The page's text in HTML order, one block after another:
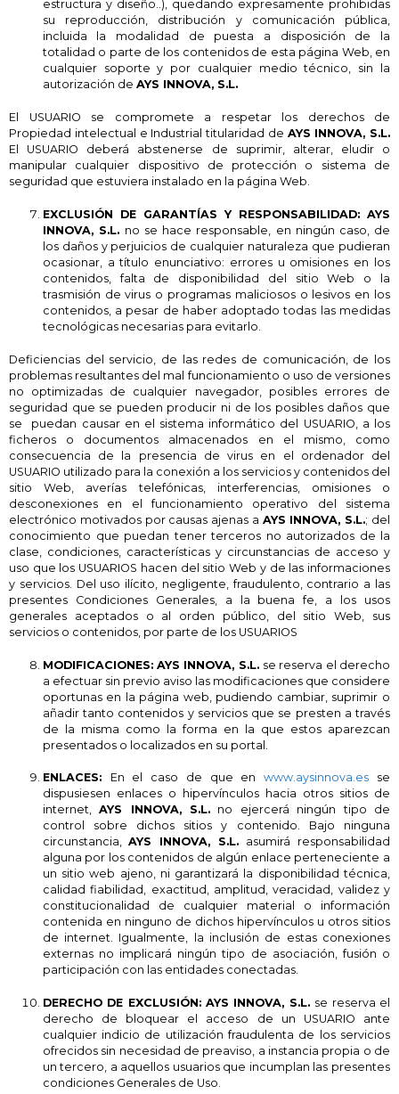
estructura y diseño..), quedando expresamente prohibidas
su reproducción, distribución y comunicación pública,
incluida la modalidad de puesta a disposición de la
totalidad o parte de los contenidos de esta página Web, en
cualquier soporte y por cualquier medio técnico, sin la
autorización de AYS INNOVA, S.L.
El USUARIO se compromete a respetar los derechos de
Propiedad intelectual e Industrial titularidad de AYS INNOVA, S.L.
El USUARIO deberá abstenerse de suprimir, alterar, eludir o
manipular cualquier dispositivo de protección o sistema de
seguridad que estuviera instalado en la página Web.
EXCLUSIÓN DE GARANTÍAS Y RESPONSABILIDAD: AYS
INNOVA, S.L. no se hace responsable, en ningún caso, de
los daños y perjuicios de cualquier naturaleza que pudieran
ocasionar, a título enunciativo: errores u omisiones en los
contenidos, falta de disponibilidad del sitio Web o la
trasmisión de virus o programas maliciosos o lesivos en los
contenidos, a pesar de haber adoptado todas las medidas
tecnológicas necesarias para evitarlo.
Deficiencias del servicio, de las redes de comunicación, de los
problemas resultantes del mal funcionamiento o uso de versiones
no optimizadas de cualquier navegador, posibles errores de
seguridad que se pueden producir ni de los posibles daños que
se puedan causar en el sistema informático del USUARIO, a los
ficheros o documentos almacenados en el mismo, como
consecuencia de la presencia de virus en el ordenador del
USUARIO utilizado para la conexión a los servicios y contenidos del
sitio Web, averías telefónicas, interferencias, omisiones o
desconexiones en el funcionamiento operativo del sistema
electrónico motivados por causas ajenas a AYS INNOVA, S.L.; del
conocimiento que puedan tener terceros no autorizados de la
clase, condiciones, características y circunstancias de acceso y
uso que los USUARIOS hacen del sitio Web y de las informaciones
y servicios. Del uso ilícito, negligente, fraudulento, contrario a las
presentes Condiciones Generales, a la buena fe, a los usos
generales aceptados o al orden público, del sitio Web, sus
servicios o contenidos, por parte de los USUARIOS
MODIFICACIONES:AYS INNOVA, S.L. se reserva el derecho
a efectuar sin previo aviso las modificaciones que considere
oportunas en la página web, pudiendo cambiar, suprimir o
añadir tanto contenidos y servicios que se presten a través
de la misma como la forma en la que estos aparezcan
presentados o localizados en su portal.
ENLACES: En el caso de que enwww.aysinnova.es se
dispusiesen enlaces o hipervínculos hacia otros sitios de
internet,AYS INNOVA, S.L. no ejercerá ningún tipo de
control sobre dichos sitios y contenido. Bajo ninguna
circunstancia,AYS INNOVA, S.L. asumirá responsabilidad
alguna por los contenidos de algún enlace perteneciente a
un sitio web ajeno, ni garantizará la disponibilidad técnica,
calidad fiabilidad, exactitud, amplitud, veracidad, validez y
constitucionalidad de cualquier material o información
contenida en ninguno de dichos hipervínculos u otros sitios
de internet. Igualmente, la inclusión de estas conexiones
externas no implicará ningún tipo de asociación, fusión o
participación con las entidades conectadas.
DERECHO DE EXCLUSIÓN: AYS INNOVA, S.L. se reserva el
derecho de bloquear el acceso de un USUARIO ante
cualquier indicio de utilización fraudulenta de los servicios
ofrecidos sin necesidad de preaviso, a instancia propia o de
un tercero, a aquellos usuarios que incumplan las presentes
condiciones Generales de Uso.